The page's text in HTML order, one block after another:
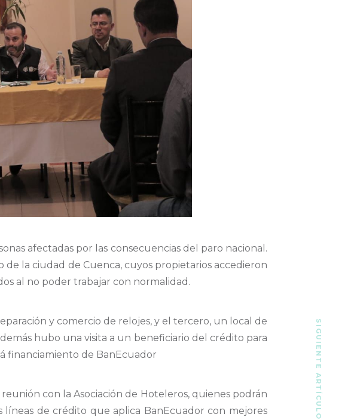
afectadas por las consecuencias del paro nacional.
la ciudad de Cuenca, cuyos propietarios accedieron
al no poder trabajar con normalidad.
y comercio de relojes, y el tercero, un local de
hubo una visita a un beneficiario del crédito para
financiamiento de BanEcuador
con la Asociación de Hoteleros, quienes podrán
líneas de crédito que aplica BanEcuador con mejores
SIGUIENTE ARTÍCULO